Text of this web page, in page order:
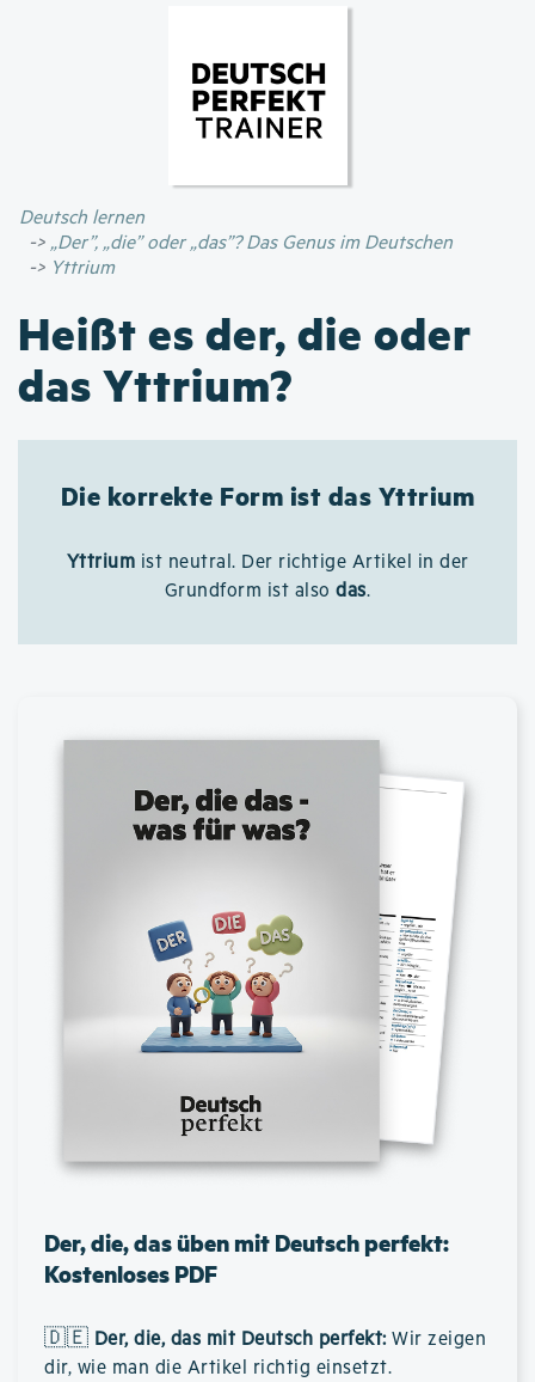
Inhalt
Deutsch lernen
„Der”, „die” oder „das”? Das Genus im Deutschen
Yttrium
Heißt es der, die oder
das Yttrium?
Die korrekte Form ist das Yttrium
Yttrium ist neutral. Der richtige Artikel in der
Grundform ist alsodas.
Der, die, das üben mit Deutsch perfekt:
Kostenloses PDF
🇩🇪 Der, die, das mit Deutsch perfekt: Wir zeigen
dir, wie man die Artikel richtig einsetzt.